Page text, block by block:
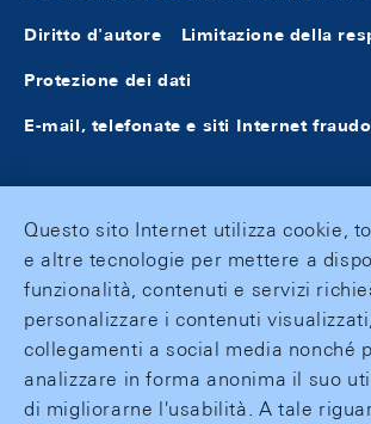
Diritto d'autore Limitazione della
Protezione dei dati
E-mail, telefonate e siti Internet
Questo sito Internet utilizza cookie,
e altre tecnologie per mettere a
funzionalità, contenuti e servizi
personalizzare i contenuti
collegamenti a social media nonché
analizzare in forma anonima il suo
di migliorarne l'usabilità. A tale